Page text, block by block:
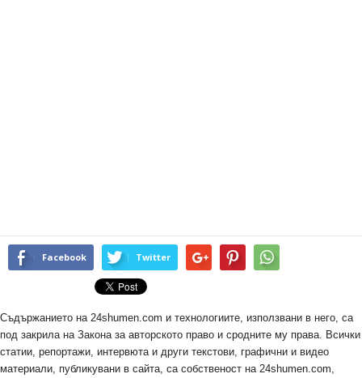
Facebook Twitter
Съдържанието на 24shumen.com и технологиите, използвани в него, са
под закрила на Закона за авторското право и сродните му права. Всички
статии, репортажи, интервюта и други текстови, графични и видео
материали, публикувани в сайта, са собственост на 24shumen.com,